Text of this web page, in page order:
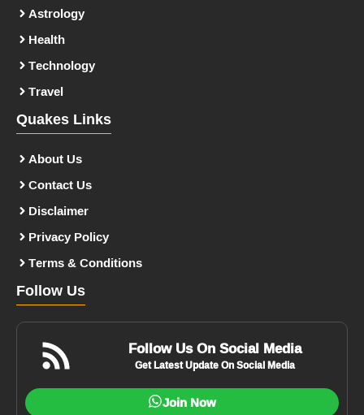
Astrology
Health
Technology
Travel
Quakes Links
About Us
Contact Us
Disclaimer
Privacy Policy
Terms & Conditions
Follow Us
Follow Us On Social Media
Get Latest Update On Social Media
Join Now